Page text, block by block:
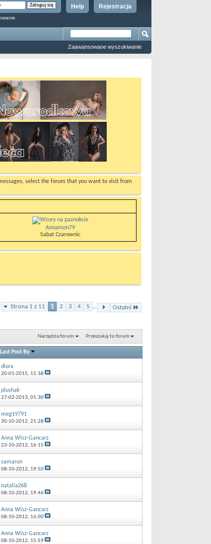
Rejestracja
Help
Zaawansowane wyszukiwanie
select the forum that you want to visit from
Annamon79
Sabat Czarownic
Strona 1 z 11 1 2 3 4 5 ... Ostatni
Narzędzia forum Przeszukaj to forum
Last Post By
diora
20-01-2015, 11:38
plushak
27-02-2013, 01:30
meg19791
30-10-2012, 21:28
Anna Wisz-Gancarz
23-10-2012, 16:15
samaron
08-10-2012, 19:50
natalia268
08-10-2012, 19:46
Anna Wisz-Gancarz
08-10-2012, 16:00
Anna Wisz-Gancarz
08-10-2012, 15:59